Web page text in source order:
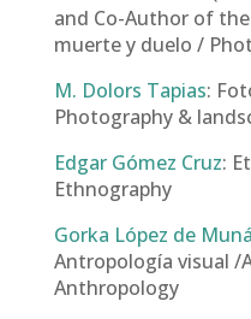
and Co-Author of
muerte y duelo /
M. Dolors Tapias:
Photography &
Edgar Gómez Cruz:
Ethnography
Gorka López de
Antropología visual /
Anthropology